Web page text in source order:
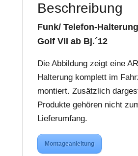
Beschreibung
Funk/ Telefon-
Golf VII ab Bj.´12
Die Abbildung zeigt eine
Halterung komplett im
montiert. Zusätzlich
Produkte gehören nicht
Lieferumfang.
Montageanleitung